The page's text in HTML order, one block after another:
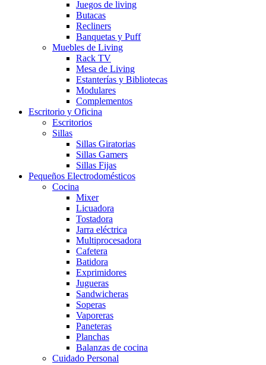
Juegos de living
Butacas
Recliners
Banquetas y Puff
Muebles de Living
Rack TV
Mesa de Living
Estanterías y Bibliotecas
Modulares
Complementos
Escritorio y Oficina
Escritorios
Sillas
Sillas Giratorias
Sillas Gamers
Sillas Fijas
Pequeños Electrodomésticos
Cocina
Mixer
Licuadora
Tostadora
Jarra eléctrica
Multiprocesadora
Cafetera
Batidora
Exprimidores
Jugueras
Sandwicheras
Soperas
Vaporeras
Paneteras
Planchas
Balanzas de cocina
Cuidado Personal